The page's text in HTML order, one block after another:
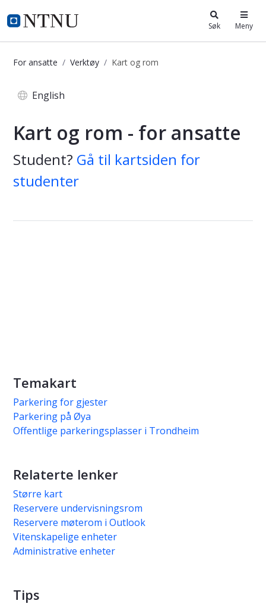
i.ntnu.no Søk Meny
For ansatte Verktøy Kart og rom
Kart og rom - for ansatte
English
Kart og rom - for ansatte
Student? Gå til kartsiden for
studenter
Temakart
Parkering for gjester
Parkering på Øya
Offentlige parkeringsplasser i Trondheim
Relaterte lenker
Større kart
Reservere undervisningsrom
Reservere møterom i Outlook
Vitenskapelige enheter
Administrative enheter
Tips